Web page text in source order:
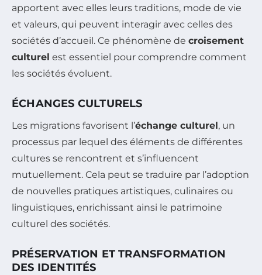
apportent avec elles leurs traditions, mode de vie
et valeurs, qui peuvent interagir avec celles des
sociétés d’accueil. Ce phénomène de croisement
culturel est essentiel pour comprendre comment
les sociétés évoluent.
ÉCHANGES CULTURELS
Les migrations favorisent l’échange culturel , un
processus par lequel des éléments de différentes
cultures se rencontrent et s’influencent
mutuellement. Cela peut se traduire par l’adoption
de nouvelles pratiques artistiques, culinaires ou
linguistiques, enrichissant ainsi le patrimoine
culturel des sociétés.
PRÉSERVATION ET TRANSFORMATION
DES IDENTITÉS